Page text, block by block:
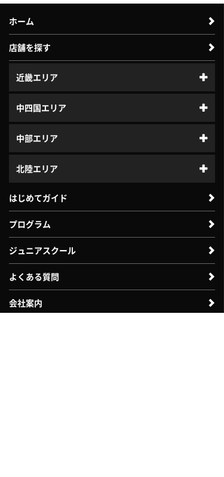
ホーム
店舗を探す
近畿エリア
中四国エリア
中部エリア
北陸エリア
はじめてガイド
プログラム
ジュニアスクール
よくある質問
会社案内